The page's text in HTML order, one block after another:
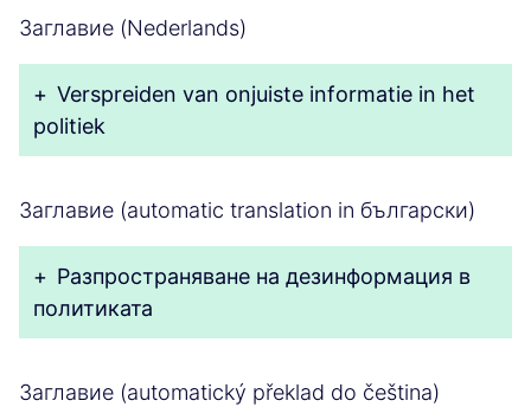
Заглавие (Nederlands)
+ Verspreiden van onjuiste informatie in het
politiek
Заглавие (automatic translation in български)
+ Разпространяване на дезинформация в
политиката
Заглавие (automatický překlad do čeština)